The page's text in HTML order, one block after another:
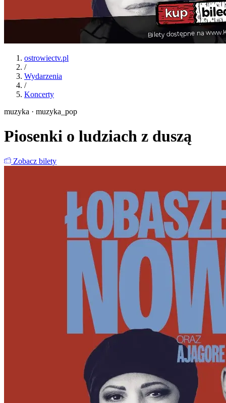
ostrowiectv.pl
/
Wydarzenia
/
Koncerty
muzyka · muzyka_pop
Piosenki o ludziach z duszą
Zobacz bilety